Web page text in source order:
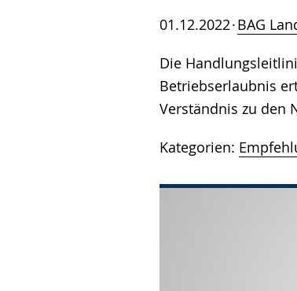
01.12.2022 BAG
Die
Betriebserlaubnis
Verständnis zu den
Kategorien: